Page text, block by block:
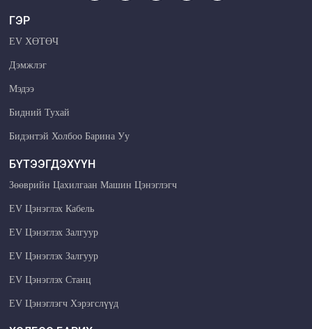
ГЭР
EV ХӨТӨЧ
Дэмжлэг
Мэдээ
Бидний Тухай
Бидэнтэй Холбоо Барина Уу
БҮТЭЭГДЭХҮҮН
Зөөврийн Цахилгаан Машин Цэнэглэгч
EV Цэнэглэх Кабель
EV Цэнэглэх Залгуур
EV Цэнэглэх Залгуур
EV Цэнэглэх Станц
EV Цэнэглэгч Хэрэгслүүд